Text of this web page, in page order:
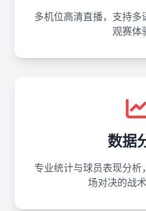
多机位高清直播，支持
观赛体
数据
专业统计与球员表现分
场对决的战术